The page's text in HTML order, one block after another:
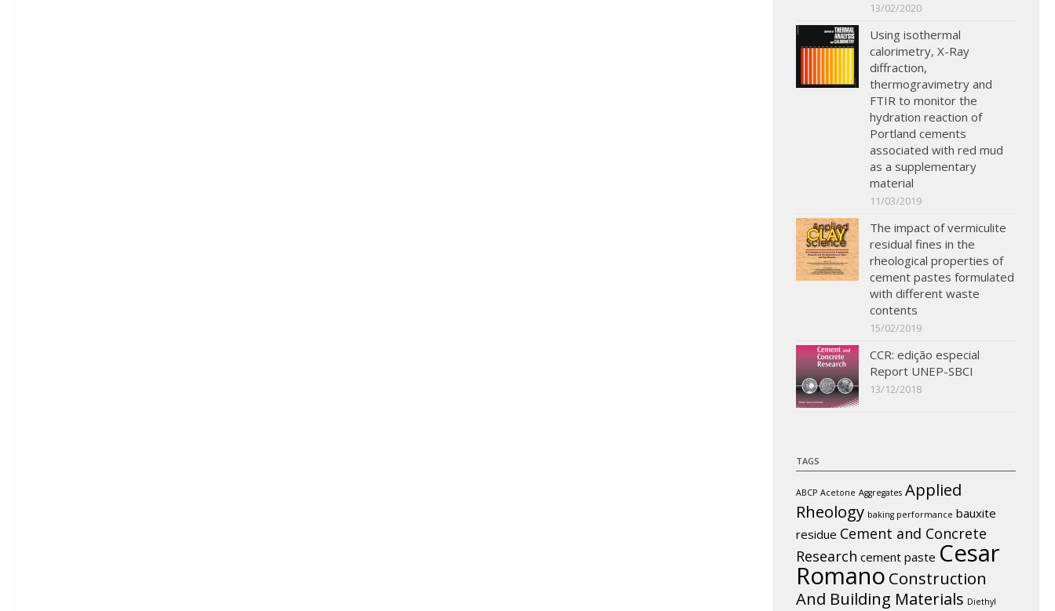
13/02/2020
Using isothermal
calorimetry, X-Ray
diffraction,
thermogravimetry and
FTIR to monitor the
hydration reaction of
Portland cements
associated with red mud
as a supplementary
material
11/03/2019
The impact of vermiculite
residual fines in the
rheological properties of
cement pastes formulated
with different waste
contents
15/02/2019
CCR: edição especial
Report UNEP-SBCI
13/12/2018
TAGS
ABCP Acetone Aggregates Applied
Rheology baking performance bauxite
residue Cement and Concrete
Research cement paste Cesar
Romano Construction
And Building Materials Diethyl